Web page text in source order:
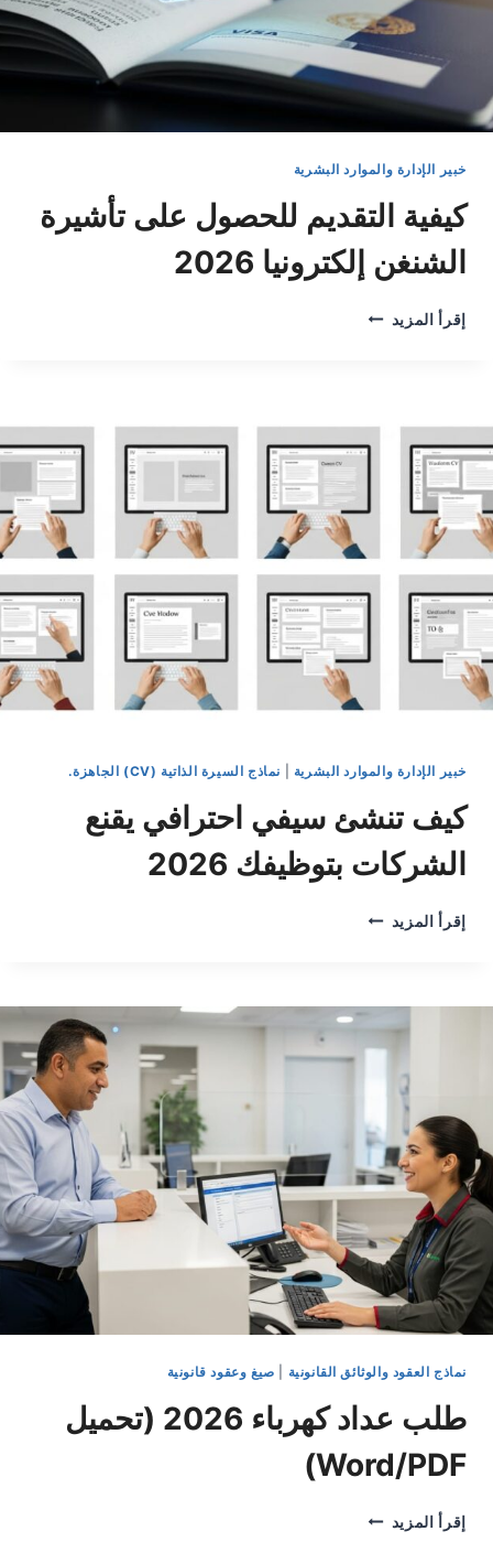
خبير الإدارة والموارد البشرية
كيفية التقديم للحصول على تأشيرة
الشنغن إلكترونيا 2026
إقرأ المزيد كيفية
الشنغن
إلكترونيا
خبير الإدارة والموارد البشرية نماذج السيرة الذاتية (CV) الجاهزة.
كيف تنشئ سيفي احترافي يقنع
الشركات بتوظيفك 2026
إقرأ المزيد كيف
يقنع
الشركات
بتوظيفك
نماذج العقود والوثائق القانونية صيغ وعقود قانونية
طلب عداد كهرباء 2026 (تحميل
Word/PDF)
إقرأ المزيد طلب